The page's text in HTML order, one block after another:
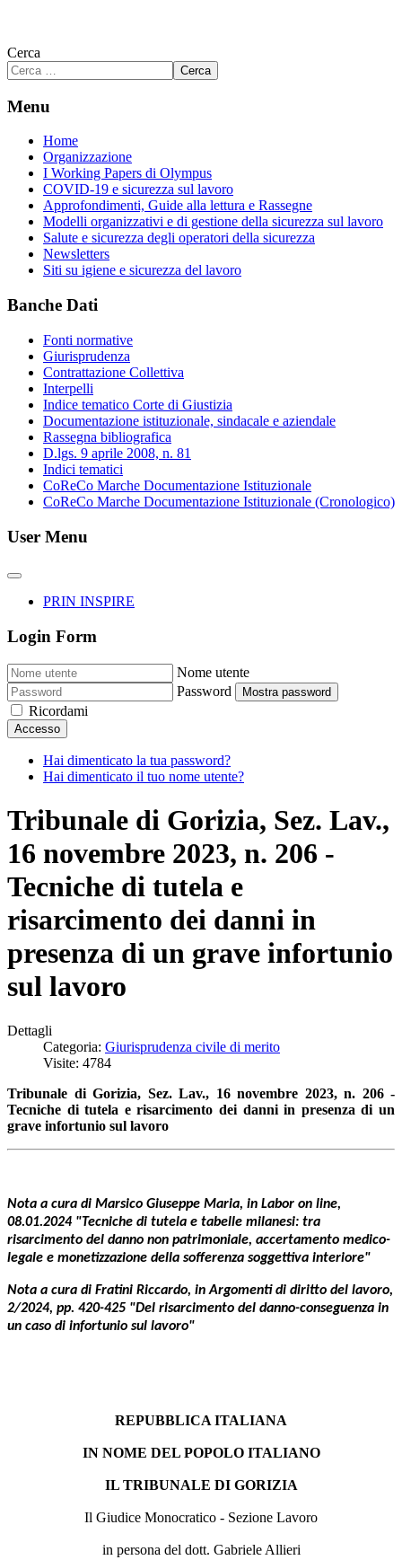
Cerca
Cerca
Menu
Home
Organizzazione
I Working Papers di Olympus
COVID-19 e sicurezza sul lavoro
Approfondimenti, Guide alla lettura e Rassegne
Modelli organizzativi e di gestione della sicurezza sul lavoro
Salute e sicurezza degli operatori della sicurezza
Newsletters
Siti su igiene e sicurezza del lavoro
Banche Dati
Fonti normative
Giurisprudenza
Contrattazione Collettiva
Interpelli
Indice tematico Corte di Giustizia
Documentazione istituzionale, sindacale e aziendale
Rassegna bibliografica
D.lgs. 9 aprile 2008, n. 81
Indici tematici
CoReCo Marche Documentazione Istituzionale
CoReCo Marche Documentazione Istituzionale (Cronologico)
User Menu
PRIN INSPIRE
Login Form
Nome utente
Password
Mostra password
Ricordami
Accesso
Hai dimenticato la tua password?
Hai dimenticato il tuo nome utente?
Tribunale di Gorizia, Sez. Lav.,
16 novembre 2023, n. 206 -
Tecniche di tutela e
risarcimento dei danni in
presenza di un grave infortunio
sul lavoro
Dettagli
Categoria: Giurisprudenza civile di merito
Visite: 4784
Tribunale di Gorizia, Sez. Lav., 16 novembre 2023, n. 206 -
Tecniche di tutela e risarcimento dei danni in presenza di un
grave infortunio sul lavoro
Nota a cura di Marsico Giuseppe Maria, in Labor on line,
08.01.2024 "Tecniche di tutela e tabelle milanesi: tra
risarcimento del danno non patrimoniale, accertamento medico-
legale e monetizzazione della sofferenza soggettiva interiore"
Nota a cura di Fratini Riccardo, in Argomenti di diritto del lavoro,
2/2024, pp. 420-425 "Del risarcimento del danno-conseguenza in
un caso di infortunio sul lavoro"
REPUBBLICA ITALIANA
IN NOME DEL POPOLO ITALIANO
IL TRIBUNALE DI GORIZIA
Il Giudice Monocratico - Sezione Lavoro
in persona del dott. Gabriele Allieri